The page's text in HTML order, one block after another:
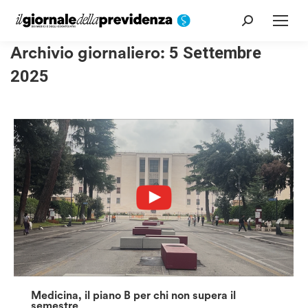
Cerca:
Archivio giornaliero: 5 Settembre
2025
Medicina, il piano B per chi non supera il